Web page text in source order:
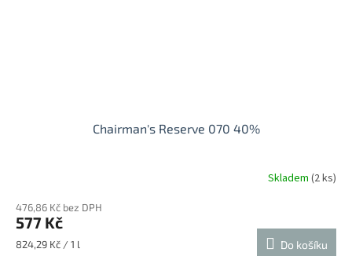
Chairman's Reserve 070 40%
Skladem (2 ks)
476,86 Kč bez DPH
577 Kč
Měrná
824,29 Kč / 1 l Do košíku